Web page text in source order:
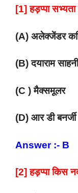
[1] हड़प्पा
(A) अलेक्जेंडर
(B) दयाराम साहनी
(C ) मैक्समूलर
(D) आर डी बनर्जी
Answer :- B
[2] हड़प्पा किस